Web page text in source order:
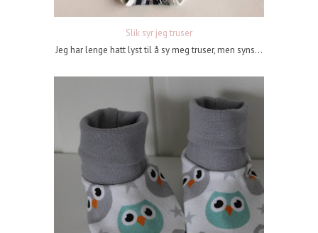
Slik syr jeg truser
Jeg har lenge hatt lyst til å sy meg truser, men syns...